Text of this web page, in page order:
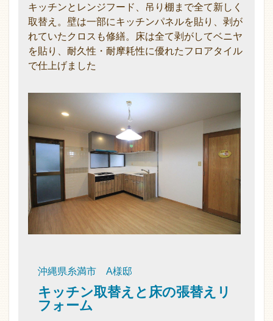
キッチンとレンジフード、吊り棚まで全て新しく
取替え。壁は一部にキッチンパネルを貼り、剥が
れていたクロスも修繕。床は全て剥がしてベニヤ
を貼り、耐久性・耐摩耗性に優れたフロアタイル
で仕上げました
沖縄県糸満市 A様邸
キッチン取替えと床の張替えリ
フォーム